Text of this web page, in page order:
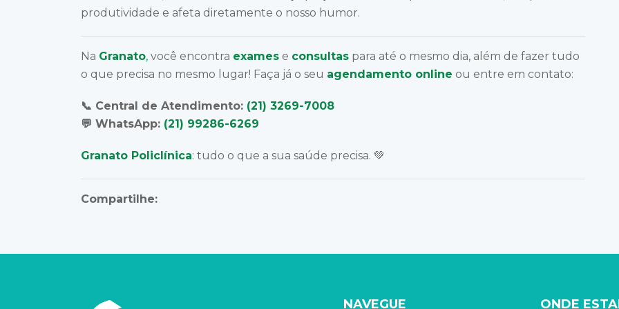
produtividade e afeta diretamente o nosso humor.
Na Granato, você encontra exames e consultas para até o mesmo dia, além de fazer tudo
o que precisa no mesmo lugar! Faça já o seu agendamento online ou entre em contato:
📞 Central de Atendimento: (21) 3269-7008
💬 WhatsApp: (21) 99286-6269
Granato Policlínica: tudo o que a sua saúde precisa. 💚
Compartilhe:
NAVEGUE ONDE